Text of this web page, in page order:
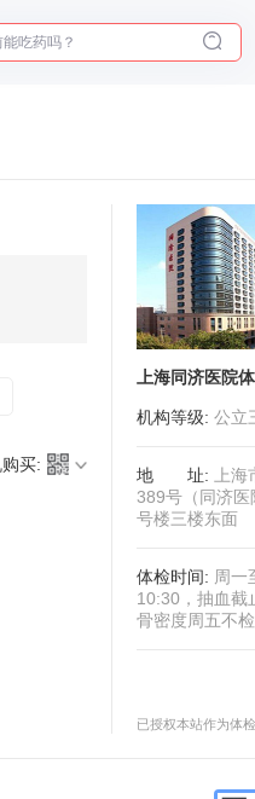
告诉你为什么要买保险
买:
上海同济医院
机构等级: 公立
地址:
上
389号（同济
号楼三楼东面
体检时间: 周
10:30，抽血截
骨密度周五不
已授权本站作为体